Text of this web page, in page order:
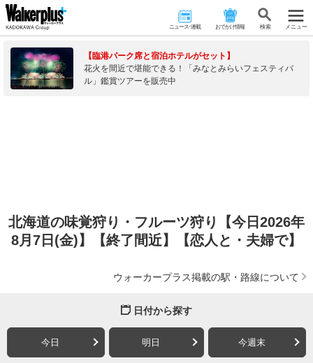
ニュース･連載 おでかけ情報 検 索 メニュー
【臨港パーク席と宿泊ホテルがセット】
花火を間近で堪能できる！「みなとみらいフェスティバ
ル」鑑賞ツアーを販売中
北海道の味覚狩り・フルーツ狩り【今日2026年
8月7日(金)】【終了間近】【恋人と・夫婦で】
ウォーカープラス掲載の駅・路線について
日付から探す
今日 明日 今週末